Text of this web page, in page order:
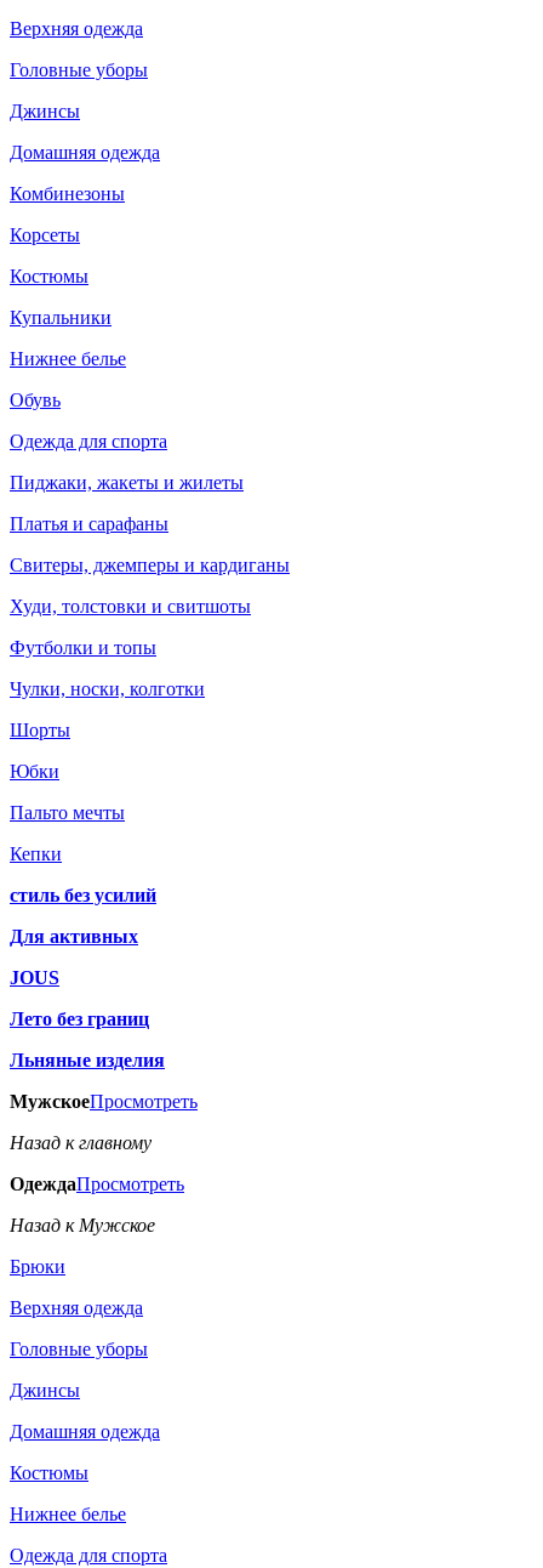
Верхняя одежда
Головные уборы
Джинсы
Домашняя одежда
Комбинезоны
Корсеты
Костюмы
Купальники
Нижнее белье
Обувь
Одежда для спорта
Пиджаки, жакеты и жилеты
Платья и сарафаны
Свитеры, джемперы и кардиганы
Худи, толстовки и свитшоты
Футболки и топы
Чулки, носки, колготки
Шорты
Юбки
Пальто мечты
Кепки
стиль без усилий
Для активных
JOUS
Лето без границ
Льняные изделия
МужскоеПросмотреть
Назад к главному
ОдеждаПросмотреть
Назад к Мужское
Брюки
Верхняя одежда
Головные уборы
Джинсы
Домашняя одежда
Костюмы
Нижнее белье
Одежда для спорта